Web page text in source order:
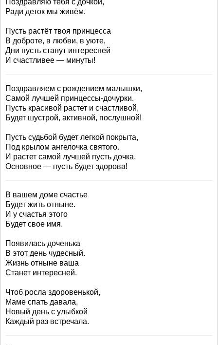
Поздравляю тебя с дочкой,
Ради деток мы живём.
Пусть растёт твоя принцесса
В доброте, в любви, в уюте,
Дни пусть станут интересней
И счастливее — минуты!
Поздравляем с рождением малышки,
Самой лучшей принцессы-дочурки.
Пусть красивой растет и счастливой,
Будет шустрой, активной, послушной!
Пусть судьбой будет легкой покрыта,
Под крылом ангелочка святого.
И растет самой лучшей пусть дочка,
Основное — пусть будет здорова!
В вашем доме счастье
Будет жить отныне.
И у счастья этого
Будет свое имя.
Появилась доченька
В этот день чудесный.
Жизнь отныне ваша
Станет интересней.
Чтоб росла здоровенькой,
Маме спать давала,
Новый день с улыбкой
Каждый раз встречала.